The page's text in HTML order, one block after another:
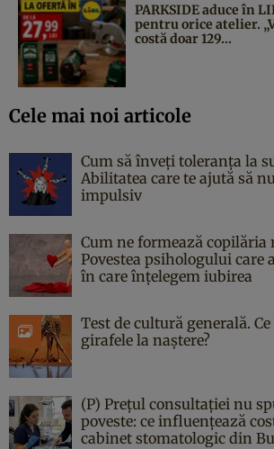
PARKSIDE aduce în
pentru orice atelier.
costă doar 129...
Cele mai noi articole
Cum să înveți toleranța la
Abilitatea care te ajută să
impulsiv
Cum ne formează copilăria
Povestea psihologului care
în care înțelegem iubirea
Test de cultură generală.
girafele la naștere?
(P) Prețul consultației nu
poveste: ce influențează
cabinet stomatologic din